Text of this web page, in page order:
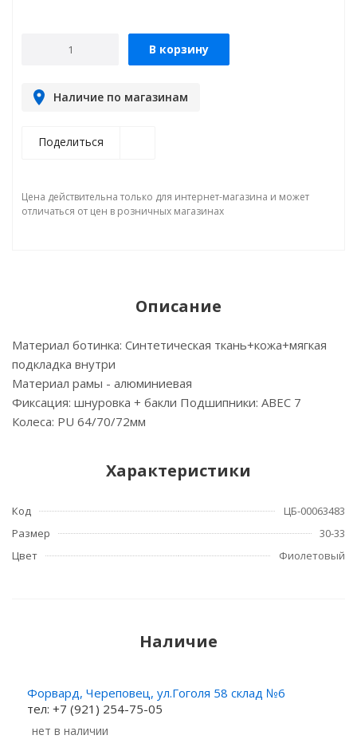
В корзину
Наличие по магазинам
Поделиться
Цена действительна только для интернет-магазина и может
отличаться от цен в розничных магазинах
Описание
Материал ботинка: Синтетическая ткань+кожа+мягкая
подкладка внутри
Материал рамы - алюминиевая
Фиксация: шнуровка + бакли Подшипники: ABEC 7
Колеса: PU 64/70/72мм
Характеристики
Код
ЦБ-00063483
Размер
30-33
Цвет
Фиолетовый
Наличие
Форвард, Череповец, ул.Гоголя 58 склад №6
тел: +7 (921) 254-75-05
Нет в наличии